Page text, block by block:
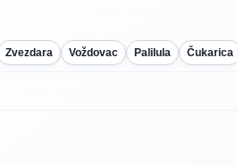
Zvezdara Voždovac Palilula Čukarica